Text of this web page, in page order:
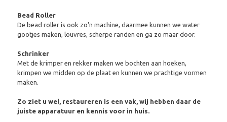
Bead Roller
De bead roller is ook zo'n machine, daarmee kunnen we water
gootjes maken, louvres, scherpe randen en ga zo maar door.
Schrinker
Met de krimper en rekker maken we bochten aan hoeken,
krimpen we midden op de plaat en kunnen we prachtige vormen
maken.
Zo ziet u wel, restaureren is een vak, wij hebben daar de
juiste apparatuur en kennis voor in huis.